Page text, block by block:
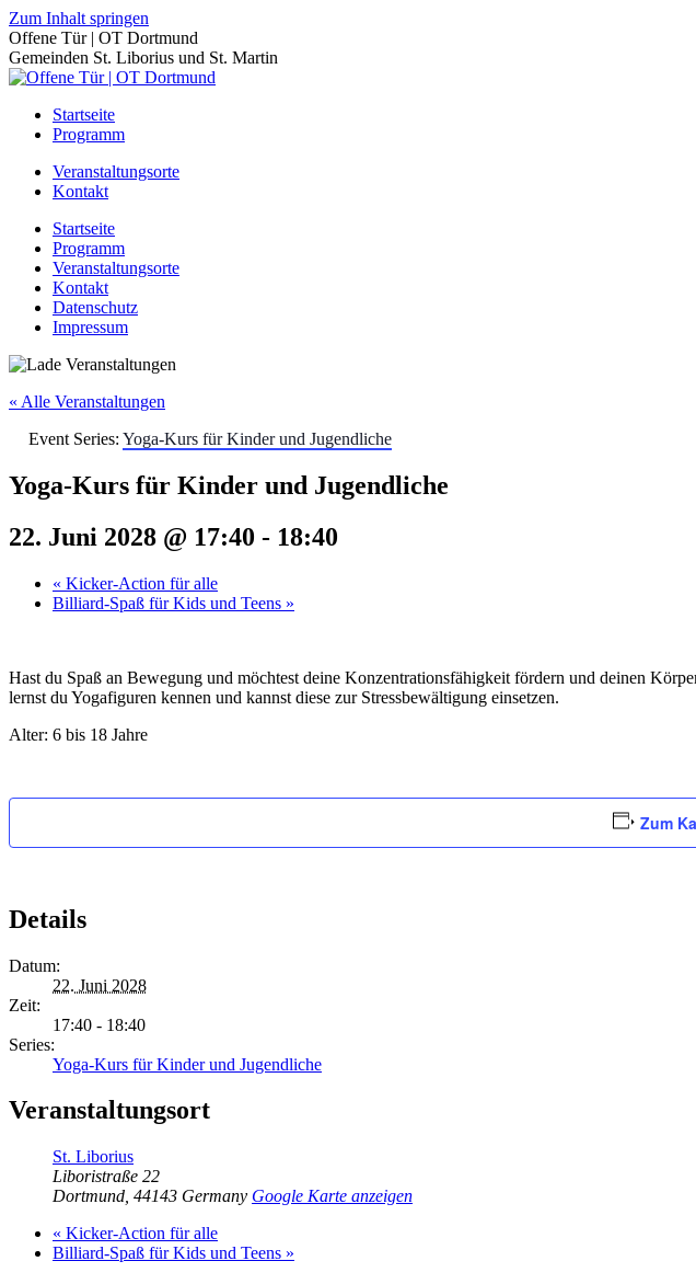
Zum Inhalt springen
Offene Tür | OT Dortmund
Gemeinden St. Liborius und St. Martin
Startseite
Programm
Veranstaltungsorte
Kontakt
Startseite
Programm
Veranstaltungsorte
Kontakt
Datenschutz
Impressum
« Alle Veranstaltungen
Event Series: Yoga-Kurs für Kinder und Jugendliche
Yoga-Kurs für Kinder und Jugendliche
22. Juni 2028 @ 17:40 - 18:40
« Kicker-Action für alle
Billiard-Spaß für Kids und Teens »
Hast du Spaß an Bewegung und möchtest deine Konzentrationsfähigkeit fördern und deinen
lernst du Yogafiguren kennen und kannst diese zur Stressbewältigung einsetzen.
Alter: 6 bis 18 Jahre
Zum
Details
Datum:
22. Juni 2028
Zeit:
17:40 - 18:40
Series:
Yoga-Kurs für Kinder und Jugendliche
Veranstaltungsort
St. Liborius
Liboristraße 22
Dortmund 44143 Germany Google Karte anzeigen
« Kicker-Action für alle
Billiard-Spaß für Kids und Teens »